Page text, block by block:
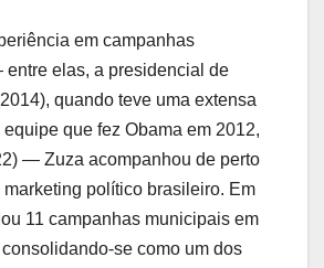
em campanhas
elas, a presidencial de
quando teve uma extensa
que fez Obama em 2012,
— Zuza acompanhou de perto
político brasileiro. Em
11 campanhas municipais em
se como um dos